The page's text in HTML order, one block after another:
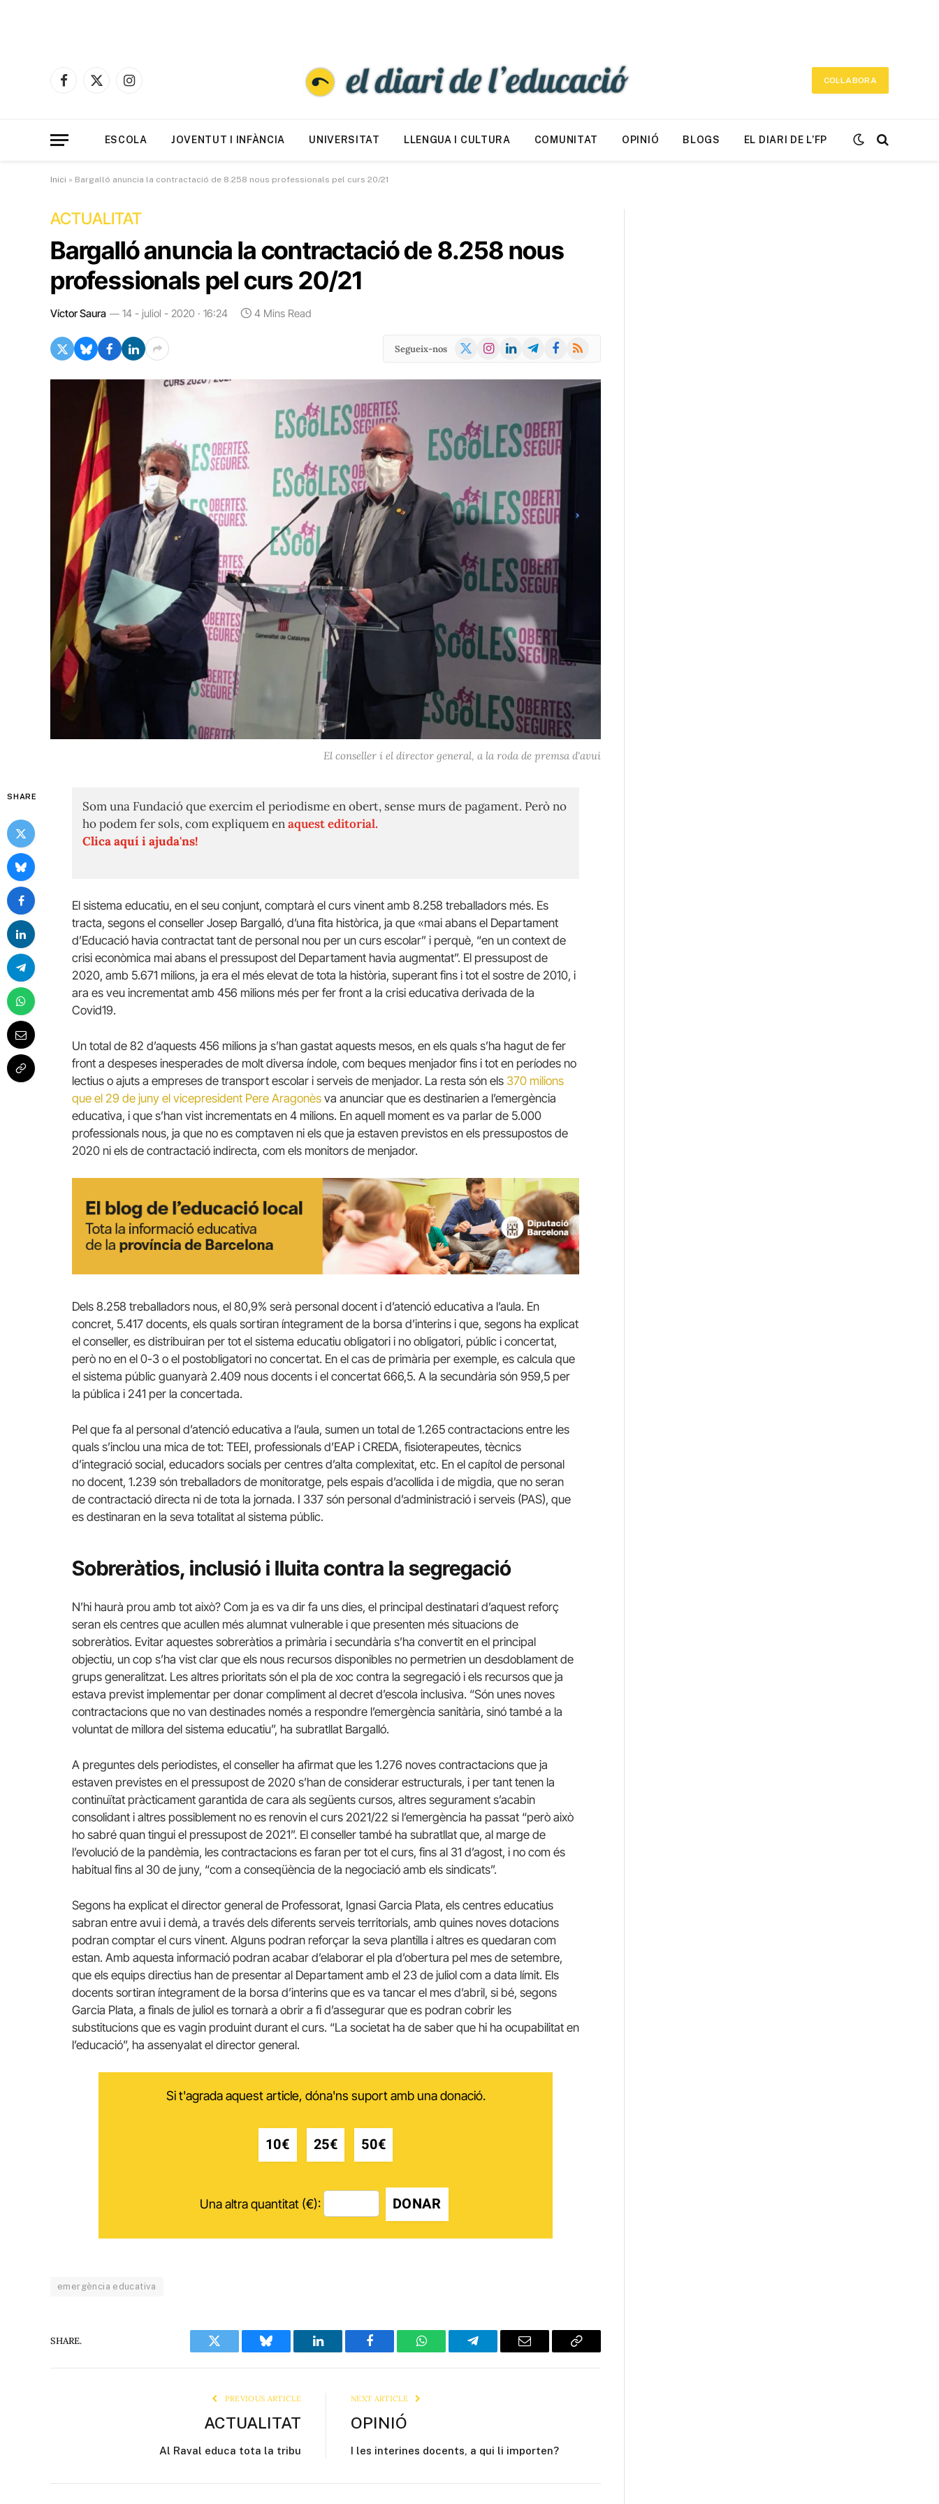
Facebook
X
Instagram
COL·LABORA
ESCOLA JOVENTUT I INFÀNCIA UNIVERSITAT LLENGUA I CULTURA COMUNITAT OPINIÓ BLOGS EL DIARI DE L’FP
Inici » Bargalló anuncia la contractació de 8.258 nous professionals pel curs 20/21
ACTUALITAT
Bargalló anuncia la contractació de 8.258 nous
professionals pel curs 20/21
Víctor Saura 14 - juliol - 2020 · 16:24 4 Mins Read
Segueix-nos
X
Instagram
LinkedInTelegramFacebook
RSS
El conseller i el director general, a la roda de premsa d'avui
SHARE
Som una Fundació que exercim el periodisme en obert, sense murs de pagament. Però no
ho podem fer sols, com expliquem enaquest editorial.
Clica aquí i ajuda'ns!
El sistema educatiu, en el seu conjunt, comptarà el curs vinent amb 8.258 treballadors més. Es
tracta, segons el conseller Josep Bargalló, d’una fita històrica, ja que «mai abans el Departament
d’Educació havia contractat tant de personal nou per un curs escolar” i perquè, “en un context de
crisi econòmica mai abans el pressupost del Departament havia augmentat”. El pressupost de
2020, amb 5.671 milions, ja era el més elevat de tota la història, superant fins i tot el sostre de 2010, i
ara es veu incrementat amb 456 milions més per fer front a la crisi educativa derivada de la
Covid19.
Un total de 82 d’aquests 456 milions ja s’han gastat aquests mesos, en els quals s’ha hagut de fer
front a despeses inesperades de molt diversa índole, com beques menjador fins i tot en períodes no
lectius o ajuts a empreses de transport escolar i serveis de menjador. La resta són els 370 milions
que el 29 de juny el vicepresident Pere Aragonès va anunciar que es destinarien a l’emergència
educativa, i que s’han vist incrementats en 4 milions. En aquell moment es va parlar de 5.000
professionals nous, ja que no es comptaven ni els que ja estaven previstos en els pressupostos de
2020 ni els de contractació indirecta, com els monitors de menjador.
Dels 8.258 treballadors nous, el 80,9% serà personal docent i d’atenció educativa a l’aula. En
concret, 5.417 docents, els quals sortiran íntegrament de la borsa d’interins i que, segons ha explicat
el conseller, es distribuiran per tot el sistema educatiu obligatori i no obligatori, públic i concertat,
però no en el 0-3 o el postobligatori no concertat. En el cas de primària per exemple, es calcula que
el sistema públic guanyarà 2.409 nous docents i el concertat 666,5. A la secundària són 959,5 per
la pública i 241 per la concertada.
Pel que fa al personal d’atenció educativa a l’aula, sumen un total de 1.265 contractacions entre les
quals s’inclou una mica de tot: TEEI, professionals d’EAP i CREDA, fisioterapeutes, tècnics
d’integració social, educadors socials per centres d’alta complexitat, etc. En el capítol de personal
no docent, 1.239 són treballadors de monitoratge, pels espais d’acollida i de migdia, que no seran
de contractació directa ni de tota la jornada. I 337 són personal d’administració i serveis (PAS), que
es destinaran en la seva totalitat al sistema públic.
Sobreràtios, inclusió i lluita contra la segregació
N’hi haurà prou amb tot això? Com ja es va dir fa uns dies, el principal destinatari d’aquest reforç
seran els centres que acullen més alumnat vulnerable i que presenten més situacions de
sobreràtios. Evitar aquestes sobreràtios a primària i secundària s’ha convertit en el principal
objectiu, un cop s’ha vist clar que els nous recursos disponibles no permetrien un desdoblament de
grups generalitzat. Les altres prioritats són el pla de xoc contra la segregació i els recursos que ja
estava previst implementar per donar compliment al decret d’escola inclusiva. “Són unes noves
contractacions que no van destinades només a respondre l’emergència sanitària, sinó també a la
voluntat de millora del sistema educatiu”, ha subratllat Bargalló.
A preguntes dels periodistes, el conseller ha afirmat que les 1.276 noves contractacions que ja
estaven previstes en el pressupost de 2020 s’han de considerar estructurals, i per tant tenen la
continuïtat pràcticament garantida de cara als següents cursos, altres segurament s’acabin
consolidant i altres possiblement no es renovin el curs 2021/22 si l’emergència ha passat “però això
ho sabré quan tingui el pressupost de 2021”. El conseller també ha subratllat que, al marge de
l’evolució de la pandèmia, les contractacions es faran per tot el curs, fins al 31 d’agost, i no com és
habitual fins al 30 de juny, “com a conseqüència de la negociació amb els sindicats”.
Segons ha explicat el director general de Professorat, Ignasi Garcia Plata, els centres educatius
sabran entre avui i demà, a través dels diferents serveis territorials, amb quines noves dotacions
podran comptar el curs vinent. Alguns podran reforçar la seva plantilla i altres es quedaran com
estan. Amb aquesta informació podran acabar d’elaborar el pla d’obertura pel mes de setembre,
que els equips directius han de presentar al Departament amb el 23 de juliol com a data límit. Els
docents sortiran íntegrament de la borsa d’interins que es va tancar el mes d’abril, si bé, segons
Garcia Plata, a finals de juliol es tornarà a obrir a fi d’assegurar que es podran cobrir les
substitucions que es vagin produint durant el curs. “La societat ha de saber que hi ha ocupabilitat en
l’educació”, ha assenyalat el director general.
Si t'agrada aquest article, dóna'ns suport amb una donació.
10€ 25€ 50€
Una altra quantitat (€): DONAR
emergència educativa
SHARE.
Twitter Bluesky LinkedIn Facebook WhatsAppTelegram Email
Copy
PREVIOUS ARTICLE
ACTUALITAT
Al Raval educa tota la tribu
NEXT ARTICLE
OPINIÓ
I les interines docents, a qui li importen?